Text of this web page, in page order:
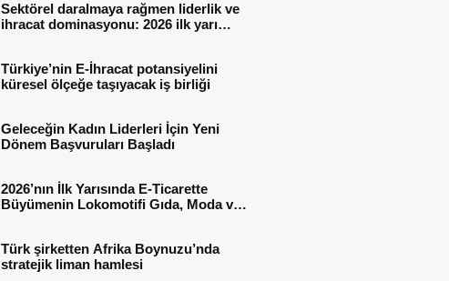
Sektörel daralmaya rağmen liderlik ve
ihracat dominasyonu: 2026 ilk yarı
Türkiye’nin E-İhracat potansiyelini
küresel ölçeğe taşıyacak iş birliği
Geleceğin Kadın Liderleri İçin Yeni
Dönem Başvuruları Başladı
2026’nın İlk Yarısında E-Ticarette
Büyümenin Lokomotifi Gıda, Moda ve
Türk şirketten Afrika Boynuzu’nda
stratejik liman hamlesi